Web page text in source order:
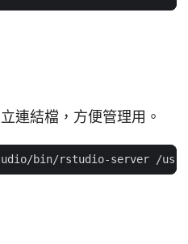
連結檔，方便管理用。